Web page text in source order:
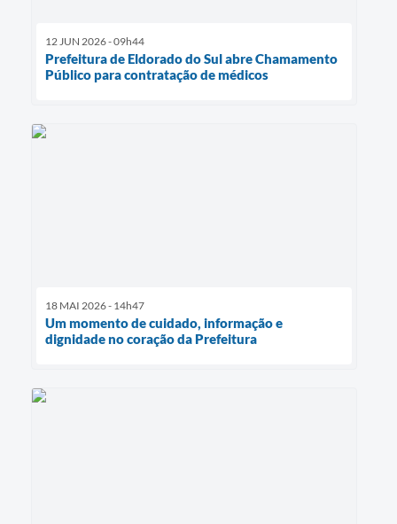
12 JUN 2026 - 09h44
Prefeitura de Eldorado do Sul abre Chamamento
Público para contratação de médicos
18 MAI 2026 - 14h47
Um momento de cuidado, informação e
dignidade no coração da Prefeitura